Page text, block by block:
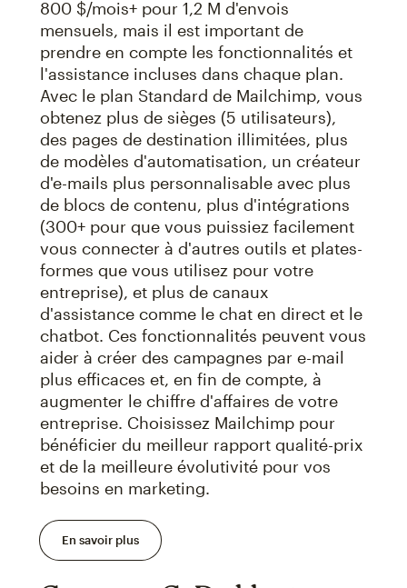
800 $/mois+ pour 1,2 M d'envois
mensuels, mais il est important de
prendre en compte les fonctionnalités et
l'assistance incluses dans chaque plan.
Avec le plan Standard de Mailchimp, vous
obtenez plus de sièges (5 utilisateurs),
des pages de destination illimitées, plus
de modèles d'automatisation, un créateur
d'e-mails plus personnalisable avec plus
de blocs de contenu, plus d'intégrations
(300+ pour que vous puissiez facilement
vous connecter à d'autres outils et plates-
formes que vous utilisez pour votre
entreprise), et plus de canaux
d'assistance comme le chat en direct et le
chatbot. Ces fonctionnalités peuvent vous
aider à créer des campagnes par e-mail
plus efficaces et, en fin de compte, à
augmenter le chiffre d'affaires de votre
entreprise. Choisissez Mailchimp pour
bénéficier du meilleur rapport qualité-prix
et de la meilleure évolutivité pour vos
besoins en marketing.
En savoir plus